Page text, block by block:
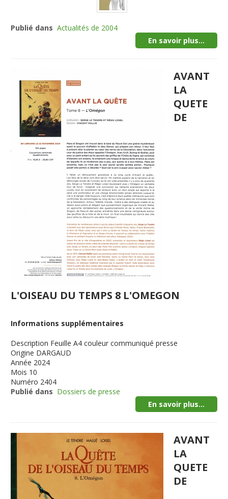
Publié dans Actualités de 2004
En savoir plus...
AVANT
LA
QUETE
DE
L'OISEAU DU TEMPS 8 L'OMEGON
Informations supplémentaires
Description Feuille A4 couleur communiqué presse
Origine DARGAUD
Année 2024
Mois 10
Numéro 2404
Publié dans Dossiers de presse
En savoir plus...
AVANT
LA
QUETE
DE